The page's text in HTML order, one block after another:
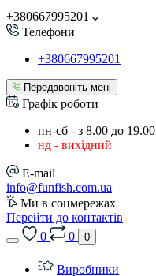
+380667995201
Телефони
+380667995201
Передзвоніть мені
Графік роботи
пн-сб - з 8.00 до 19.00
нд - вихідний
E-mail
info@funfish.com.ua
Ми в соцмережах
Перейти до контактів
0
0 0
Виробники